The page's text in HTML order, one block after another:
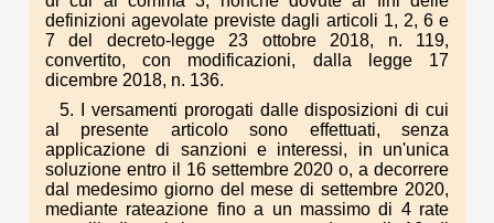
definizioni agevolate previste dagli articoli 1, 2, 6 e
7 del decreto-legge 23 ottobre 2018, n. 119,
convertito, con modificazioni, dalla legge 17
dicembre 2018, n. 136.
5. I versamenti prorogati dalle disposizioni di cui
al presente articolo sono effettuati, senza
applicazione di sanzioni e interessi, in un'unica
soluzione entro il 16 settembre 2020 o, a decorrere
dal medesimo giorno del mese di settembre 2020,
mediante rateazione fino a un massimo di 4 rate